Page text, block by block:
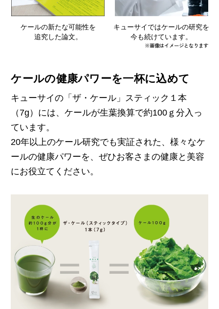
ケールの新たな可能性を
追究した論文。
キューサイではケールの研究を
今も続けています。
※画像はイメージとなります
ケールの健康パワーを一杯に込めて
キューサイの「ザ・ケール」スティック１本
（7g）には、ケールが生葉換算で約100ｇ分入っ
ています。
20年以上のケール研究でも実証された、様々なケ
ールの健康パワーを、ぜひお客さまの健康と美容
にお役立てください。